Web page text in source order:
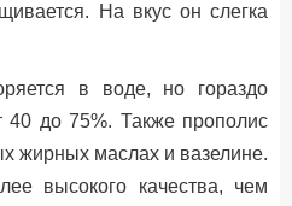
На вкус он слегка
в воде, но гораздо
до 75%. Также прополис
жирных маслах и вазелине.
высокого качества, чем